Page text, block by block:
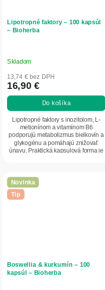
Lipotropné faktory – 100 kapsúl
– Bioherba
Skladom
13,74 € bez DPH
16,90 €
Do košíka
Lipotropné faktory s inozitolom, L-
metionínom a vitamínom B6
podporujú metabolizmus bielkovín a
glykogénu a pomáhajú znižovať
únavu. Praktická kapsulová forma je
Novinka
Tip
Boswellia & kurkumín – 100
kapsúl – Bioherba